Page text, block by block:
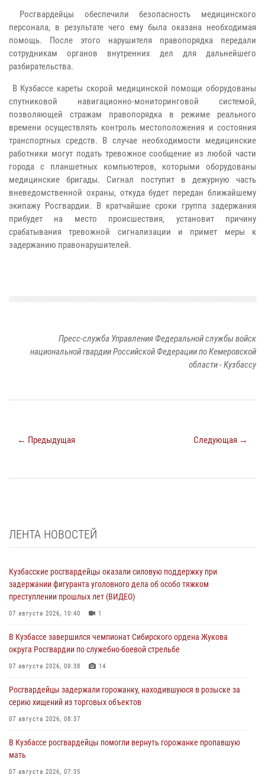
Росгвардейцы обеспечили безопасность медицинского
персонала, в результате чего ему была оказана необходимая
помощь. После этого нарушителя правопорядка передали
сотрудникам органов внутренних дел для дальнейшего
разбирательства.
В Кузбассе кареты скорой медицинской помощи оборудованы
спутниковой навигационно-мониторинговой системой,
позволяющей стражам правопорядка в режиме реального
времени осуществлять контроль местоположения и состояния
транспортных средств. В случае необходимости медицинские
работники могут подать тревожное сообщение из любой части
города с планшетных компьютеров, которыми оборудованы
медицинские бригады. Сигнал поступит в дежурную часть
вневедомственной охраны, откуда будет передан ближайшему
экипажу Росгвардии. В кратчайшие сроки группа задержания
прибудет на место происшествия, установит причину
срабатывания тревожной сигнализации и примет меры к
задержанию правонарушителей.
Пресс-служба Управления Федеральной службы войск
национальной гвардии Российской Федерации по Кемеровской
области - Кузбассу
← Предыдущая Следующая →
ЛЕНТА НОВОСТЕЙ
Кузбасские росгвардейцы оказали силовую поддержку при
задержании фигуранта уголовного дела об особо тяжком
преступлении прошлых лет (ВИДЕО)
07 августа 2026, 10:40 1
В Кузбассе завершился чемпионат Сибирского ордена Жукова
округа Росгвардии по служебно-боевой стрельбе
07 августа 2026, 09:38 14
Росгвардейцы задержали горожанку, находившуюся в розыске за
серию хищений из торговых объектов
07 августа 2026, 08:37
В Кузбассе росгвардейцы помогли вернуть горожанке пропавшую
мать
07 августа 2026, 07:35